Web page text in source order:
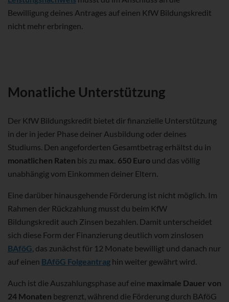
Bewilligung deines Antrages auf einen KfW Bildungskredit
nicht mehr erbringen.
Monatliche Unterstützung
Der KfW Bildungskredit bietet dir finanzielle Unterstützung
in der in jeder Phase deiner Ausbildung oder deines
Studiums. Den angeforderten Gesamtbetrag erhältst du in
monatlichen Raten bis zu max. 650 Euro und das völlig
unabhängig vom Einkommen deiner Eltern.
Eine darüber hinausgehende Förderung ist nicht möglich. Im
Rahmen der Rückzahlung musst du beim KfW
Bildungskredit auch Zinsen bezahlen. Damit unterscheidet
sich diese Form der Finanzierung deutlich vom zinslosen
BAföG, das zunächst für 12 Monate bewilligt und danach nur
auf einen BAföG Folgeantrag hin weiter gewährt wird.
Auch ist die Auszahlungsphase auf eine maximale Dauer von
24 Monaten begrenzt, während die Förderung durch BAföG